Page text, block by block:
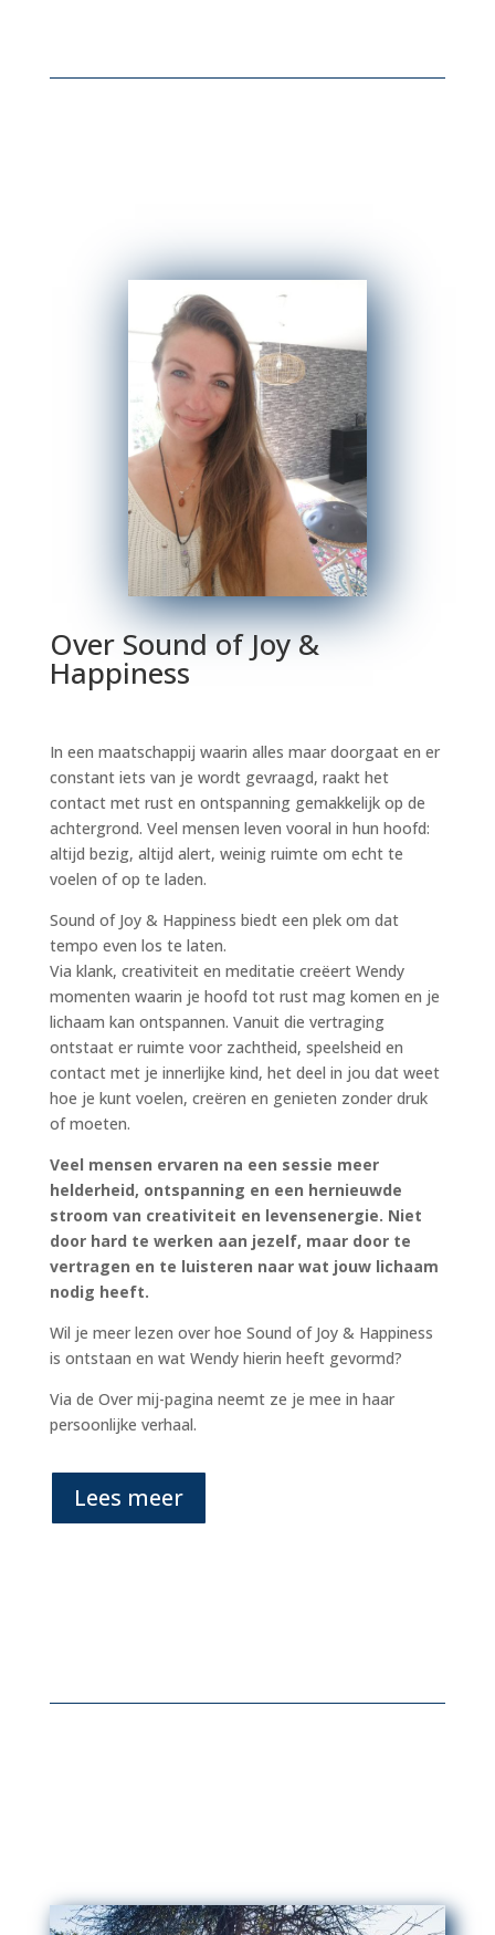
Over Sound of Joy &
Happiness
In een maatschappij waarin alles maar doorgaat en er
constant iets van je wordt gevraagd, raakt het
contact met rust en ontspanning gemakkelijk op de
achtergrond. Veel mensen leven vooral in hun hoofd:
altijd bezig, altijd alert, weinig ruimte om echt te
voelen of op te laden.
Sound of Joy & Happiness biedt een plek om dat
tempo even los te laten.
Via klank, creativiteit en meditatie creëert Wendy
momenten waarin je hoofd tot rust mag komen en je
lichaam kan ontspannen. Vanuit die vertraging
ontstaat er ruimte voor zachtheid, speelsheid en
contact met je innerlijke kind, het deel in jou dat weet
hoe je kunt voelen, creëren en genieten zonder druk
of moeten.
Veel mensen ervaren na een sessie meer
helderheid, ontspanning en een hernieuwde
stroom van creativiteit en levensenergie. Niet
door hard te werken aan jezelf, maar door te
vertragen en te luisteren naar wat jouw lichaam
nodig heeft.
Wil je meer lezen over hoe Sound of Joy & Happiness
is ontstaan en wat Wendy hierin heeft gevormd?
Via de Over mij-pagina neemt ze je mee in haar
persoonlijke verhaal.
Lees meer